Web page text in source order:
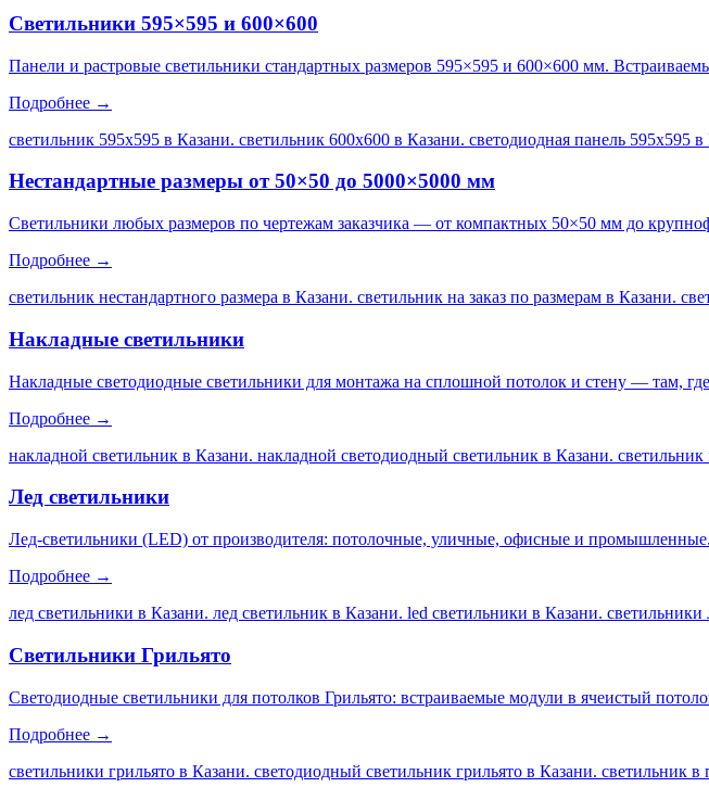
Светильники 595×595 и 600×600
Панели и растровые светильники стандартных размеров 595×595 и 600×600 мм.
Подробнее →
светильник 595х595 в Казани. светильник 600х600 в Казани. светодиодная панель 595х595
Нестандартные размеры от 50×50 до 5000×5000 мм
Светильники любых размеров по чертежам заказчика — от компактных 50×50 мм до
Подробнее →
светильник нестандартного размера в Казани. светильник на заказ по размерам в Казани.
Накладные светильники
Накладные светодиодные светильники для монтажа на сплошной потолок и стену — там,
Подробнее →
накладной светильник в Казани. накладной светодиодный светильник в Казани.
Лед светильники
Лед-светильники (LED) от производителя: потолочные, уличные, офисные и
Подробнее →
лед светильники в Казани. лед светильник в Казани. led светильники в Казани. светильники
Светильники Грильято
Светодиодные светильники для потолков Грильято: встраиваемые модули в ячеистый
Подробнее →
светильники грильято в Казани. светодиодный светильник грильято в Казани. светильник